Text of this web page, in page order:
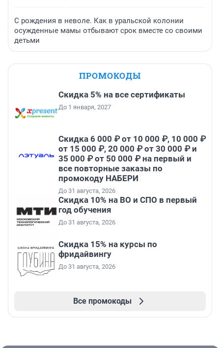
С рождения в неволе. Как в уральской колонии
осужденные мамы отбывают срок вместе со своими
детьми
ПРОМОКОДЫ
Скидка 5% на все сертификаты
До 1 января, 2027
Скидка 6 000 ₽ от 10 000 ₽, 10 000 ₽
от 15 000 ₽, 20 000 ₽ от 30 000 ₽ и
35 000 ₽ от 50 000 ₽ на первый и
все повторные заказы по
промокоду НАБЕРИ
До 31 августа, 2026
Скидка 10% на ВО и СПО в первый
год обучения
До 31 августа, 2026
Скидка 15% на курсы по
фридайвингу
До 31 августа, 2026
Все промокоды